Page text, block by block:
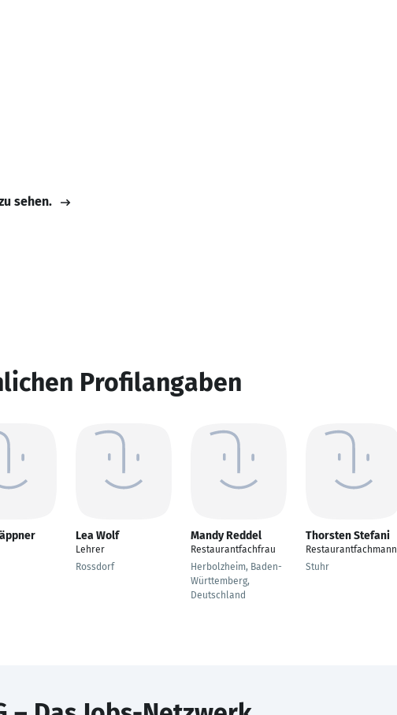
sehen.
Profilangaben
Lea Wolf
Lehrer
Rossdorf
Mandy Reddel
Restaurantfachfrau
Herbolzheim, Baden-
Württemberg,
Deutschland
Thorsten Stefani
Restaurantfachmann
Stuhr